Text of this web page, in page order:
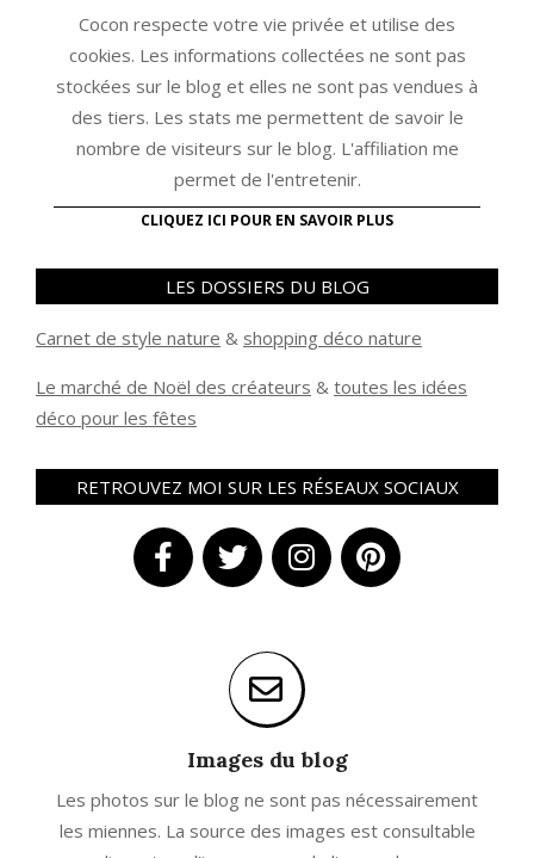
Cocon respecte votre vie privée et utilise des
cookies. Les informations collectées ne sont pas
stockées sur le blog et elles ne sont pas vendues à
des tiers. Les stats me permettent de savoir le
nombre de visiteurs sur le blog. L'affiliation me
permet de l'entretenir.
CLIQUEZ ICI POUR EN SAVOIR PLUS
LES DOSSIERS DU BLOG
Carnet de style nature & shopping déco nature
Le marché de Noël des créateurs & toutes les idées
déco pour les fêtes
RETROUVEZ MOI SUR LES RÉSEAUX SOCIAUX
Images du blog
Les photos sur le blog ne sont pas nécessairement
les miennes. La source des images est consultable